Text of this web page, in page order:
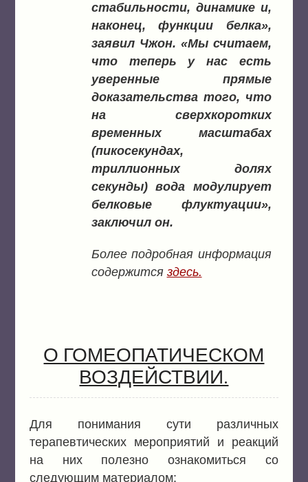
стабильности, динамике и,
наконец, функции белка»,
заявил Чжон. «Мы считаем,
что теперь у нас есть
уверенные прямые
доказательства того, что
на сверхкоротких
временных масштабах
(пикосекундах,
триллионных долях
секунды) вода модулирует
белковые флуктуации»,
заключил он.
Более подробная информация
содержится здесь.
О ГОМЕОПАТИЧЕСКОМ
ВОЗДЕЙСТВИИ.
Для понимания сути различных
терапевтических мероприятий и реакций
на них полезно ознакомиться со
следующим материалом: